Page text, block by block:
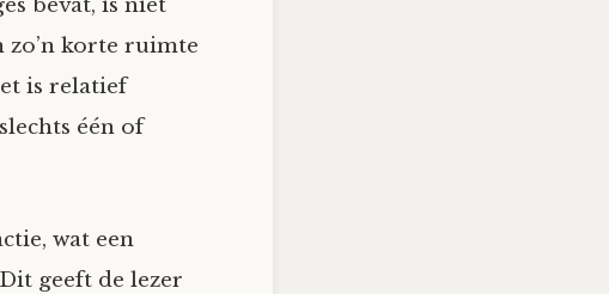
bevat, is niet
korte ruimte
is relatief
één of
wat een
geeft de lezer